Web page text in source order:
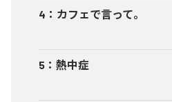
4 ： カフェで言って。
5 ： 熱中症